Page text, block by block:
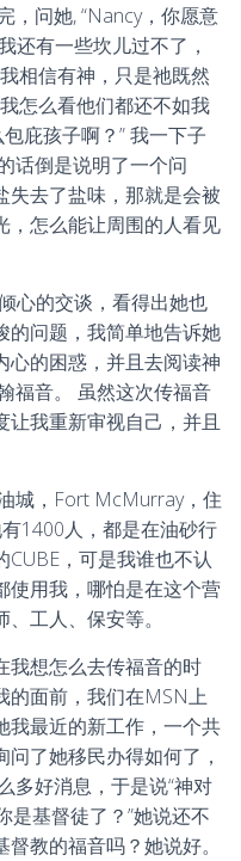
，问她, “Nancy，你愿意
还有一些坎儿过不了，
相信有神，只是祂既然
怎么看他们都还不如我
庇孩子啊？” 我一下子
话倒是说明了一个问
失去了盐味，那就是会被
，怎么能让周围的人看见
心的交谈，看得出她也
的问题，我简单地告诉她
心的困惑，并且去阅读神
福音。 虽然这次传福音
我重新审视自己，并且
城，Fort McMurray，住
1400人，都是在油砂行
，可是我谁也不认
使用我，哪怕是在这个营
工人、保安等。
我想怎么去传福音的时
的面前，我们在MSN上
我最近的新工作，一个共
了她移民办得如何了，
多好消息，于是说“神对
是基督徒了？”她说还不
教的福音吗？她说好。